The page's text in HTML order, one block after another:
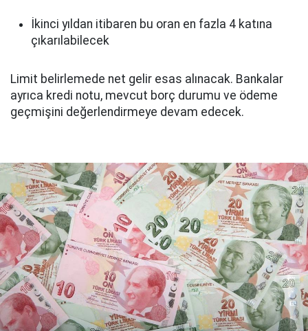
İkinci yıldan itibaren bu oran en fazla 4 katına
çıkarılabilecek
Limit belirlemede net gelir esas alınacak. Bankalar
ayrıca kredi notu, mevcut borç durumu ve ödeme
geçmişini değerlendirmeye devam edecek.